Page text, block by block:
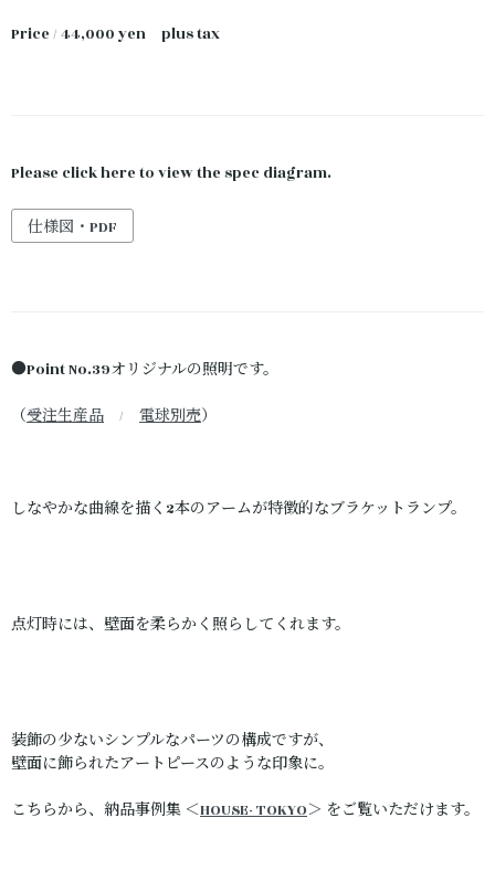
Price / 44,000 yen plus tax
Please click here to view the spec diagram.
仕様図・PDF
●Point No.39オリジナルの照明です。
（受注生産品 / 電球別売）
しなやかな曲線を描く2本のアームが特徴的なブラケットランプ。
点灯時には、壁面を柔らかく照らしてくれます。
装飾の少ないシンプルなパーツの構成ですが、
壁面に飾られたアートピースのような印象に。
こちらから、納品事例集 ＜HOUSE- TOKYO＞ をご覧いただけます。